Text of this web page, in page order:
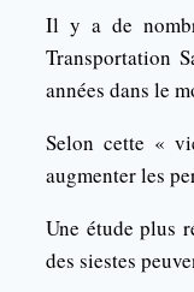
Il y a de
Transportation
années dans le
Selon cette «
augmenter les
Une étude plus
des siestes